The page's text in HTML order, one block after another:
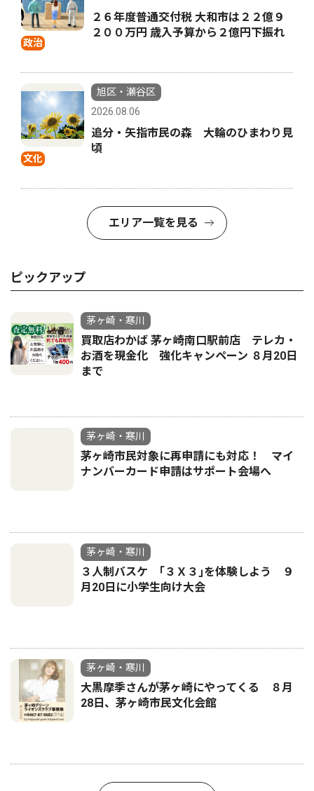
政治
２６年度普通交付税 大和市は２２億９
２００万円 歳入予算から２億円下振れ
文化
旭区・瀬谷区
2026.08.06
追分・矢指市民の森 大輪のひまわり見
頃
エリア一覧を見る
ピックアップ
茅ヶ崎・寒川
買取店わかば 茅ヶ崎南口駅前店 テレカ・
お酒を現金化 強化キャンペーン ８月20日
まで
茅ヶ崎・寒川
茅ヶ崎市民対象に再申請にも対応！ マイ
ナンバーカード申請はサポート会場へ
茅ヶ崎・寒川
３人制バスケ ｢３Ｘ３｣を体験しよう ９
月20日に小学生向け大会
茅ヶ崎・寒川
大黒摩季さんが茅ヶ崎にやってくる ８月
28日、茅ヶ崎市民文化会館